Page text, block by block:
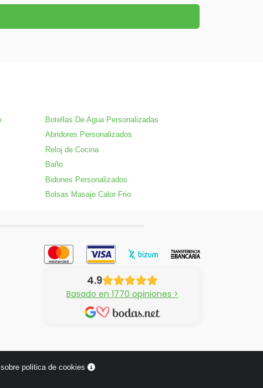
Botellas De Agua Personalizadas
Abridores Personalizados
Reloj de Cocina
Baño
Bidones Personalizados
Bolsas Masaje Calor Frio
4.9
Basado en 1770 opiniones >
politica de cookies